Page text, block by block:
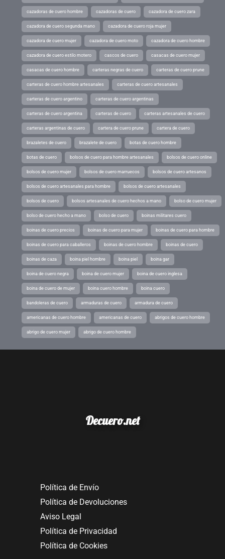
cazadoras de cuero hombre cazadoras de cuero cazadora de cuero zara
cazadora de cuero segunda mano cazadora de cuero roja mujer
cazadora de cuero mujer cazadora de cuero moto cazadora de cuero hombre
cazadora de cuero estilo motero cascos de cuero casacas de cuero mujer
casacas de cuero hombre carteras negras de cuero carteras de cuero prune
carteras de cuero hombre artesanales carteras de cuero artesanales
carteras de cuero argentino carteras de cuero argentinas
carteras de cuero argentina carteras de cuero carteras artesanales de cuero
carteras argentinas de cuero cartera de cuero prune cartera de cuero
brazaletes de cuero brazalete de cuero botas de cuero hombre
botas de cuero bolsos de cuero para hombre artesanales bolsos de cuero online
bolsos de cuero mujer bolsos de cuero marruecos bolsos de cuero artesanos
bolsos de cuero artesanales para hombre bolsos de cuero artesanales
bolsos de cuero bolsos artesanales de cuero hechos a mano bolso de cuero mujer
bolso de cuero hecho a mano bolso de cuero boinas militares cuero
boinas de cuero precios boinas de cuero para mujer boinas de cuero para hombre
boinas de cuero para caballeros boinas de cuero hombre boinas de cuero
boinas de caza boina piel hombre boina piel boina gar
boina de cuero negra boina de cuero mujer boina de cuero inglesa
boina de cuero de mujer boina cuero hombre boina cuero
bandoleras de cuero armaduras de cuero armadura de cuero
americanas de cuero hombre americanas de cuero abrigos de cuero hombre
abrigo de cuero mujer abrigo de cuero hombre
Decuero.net
Política de Envío
Política de Devoluciones
Aviso Legal
Política de Privacidad
Política de Cookies